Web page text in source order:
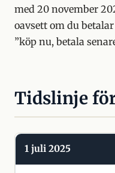
med 20 november
oavsett om du
”köp nu, betala
Tidslinje
1 juli 2025